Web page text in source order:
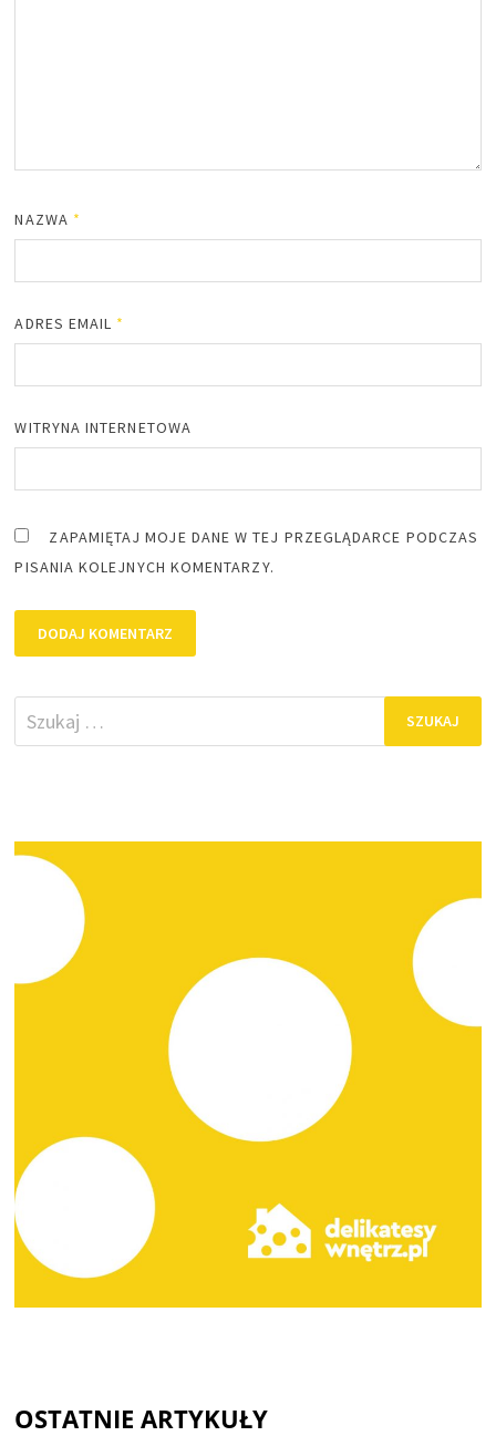
NAZWA *
ADRES EMAIL *
WITRYNA INTERNETOWA
ZAPAMIĘTAJ MOJE DANE W TEJ PRZEGLĄDARCE PODCZAS
PISANIA KOLEJNYCH KOMENTARZY.
Szukaj:
OSTATNIE ARTYKUŁY